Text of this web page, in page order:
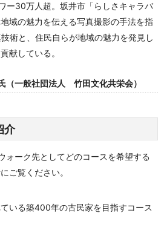
ー30万人超。坂井市「らしさキャラバ
域の魅力を伝える写真撮影の手法を指
術と、住民自らが地域の魅力を発見し
献している。
（一般社団法人 竹田文化共栄会）
介
ォーク先としてどのコースを希望する
ご覧ください。
いる築400年の古民家を目指すコース